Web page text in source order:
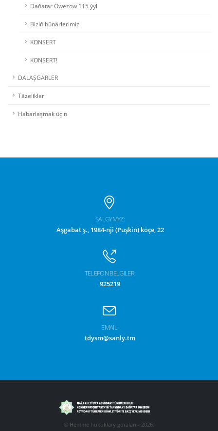
Daňatar Öwezow 115 ýyl
Biziň hünärlerimiz
KONSERT
KONSERT!
DALAŞGÄRLER
Täzelikler
Habarlaşmak üçin
SALGYMYZ:
Aşgabat ş., 1984-nji (Puşkin) köçe, 22
TELEFON BELGILER:
925219
EMAIL:
tdysm@sanly.tm
© Hemme hukuklary goralan - 2026.